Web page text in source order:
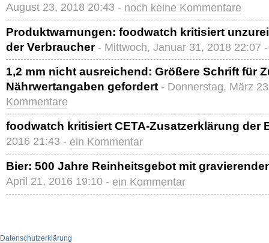
August 23, 2018 20:43 - noch keine Kommentare
Produktwarnungen: foodwatch kritisiert
der Verbraucher - Mittwoch, Januar 31, 2018 22:07
1,2 mm nicht ausreichend: Größere Schrift für
Nährwertangaben gefordert - Donnerstag, März
Kommentare
foodwatch kritisiert CETA-Zusatzerklärung der
2016 21:43 - ein Kommentar
Bier: 500 Jahre Reinheitsgebot mit
April 21, 2016 19:10 - ein Kommentar
Datenschutzerklärung